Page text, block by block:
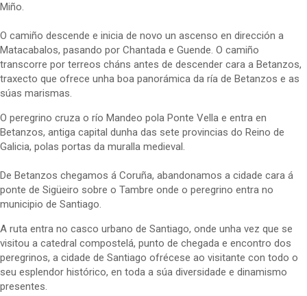
Miño.
O camiño descende e inicia de novo un ascenso en dirección a
Matacabalos, pasando por Chantada e Guende. O camiño
transcorre por terreos cháns antes de descender cara a Betanzos,
traxecto que ofrece unha boa panorámica da ría de Betanzos e as
súas marismas.
O peregrino cruza o río Mandeo pola Ponte Vella e entra en
Betanzos, antiga capital dunha das sete provincias do Reino de
Galicia, polas portas da muralla medieval.
De Betanzos chegamos á Coruña, abandonamos a cidade cara á
ponte de Sigüeiro sobre o Tambre onde o peregrino entra no
municipio de Santiago.
A ruta entra no casco urbano de Santiago, onde unha vez que se
visitou a catedral compostelá, punto de chegada e encontro dos
peregrinos, a cidade de Santiago ofrécese ao visitante con todo o
seu esplendor histórico, en toda a súa diversidade e dinamismo
presentes.